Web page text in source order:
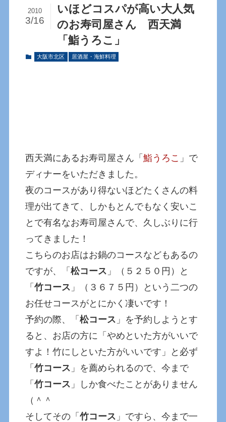
いほどコスパが高い大人気
のお寿司屋さん 西天満
「鮨うろこ」
2010
3/16
大阪市北区 居酒屋・海鮮料理
西天満にあるお寿司屋さん「鮨うろこ 」で
ディナーをいただきました。
夜のコースがあり得ないほどたくさんの料
理が出てきて、しかもとんでもなく安いこ
とで有名なお寿司屋さんで、久しぶりに行
ってきました！
こちらのお店はお鍋のコースなどもあるの
ですが、「松コース 」（５２５０円）と
「竹コース 」（３６７５円）という二つの
お任せコースがとにかく凄いです！
予約の際、「松コース 」を予約しようとす
ると、お店の方に「やめといた方がいいで
すよ！竹にしといた方がいいです」と必ず
「竹コース 」を薦められるので、今まで
「竹コース 」しか食べたことがありません
（＾＾
そしてその「竹コース 」ですら、今まで一